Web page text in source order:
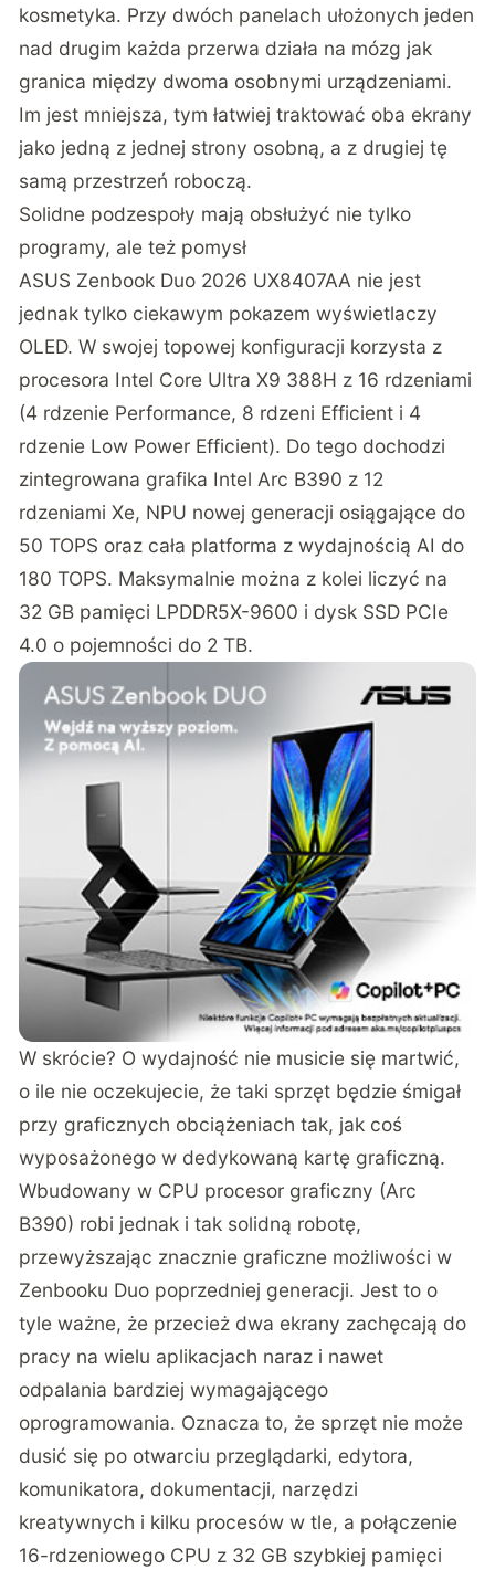
kosmetyka. Przy dwóch panelach ułożonych jeden
nad drugim każda przerwa działa na mózg jak
granica między dwoma osobnymi urządzeniami.
Im jest mniejsza, tym łatwiej traktować oba ekrany
jako jedną z jednej strony osobną, a z drugiej tę
samą przestrzeń roboczą.
Solidne podzespoły mają obsłużyć nie tylko
programy, ale też pomysł
ASUS Zenbook Duo 2026 UX8407AA nie jest
jednak tylko ciekawym pokazem wyświetlaczy
OLED. W swojej topowej konfiguracji korzysta z
procesora Intel Core Ultra X9 388H z 16 rdzeniami
(4 rdzenie Performance, 8 rdzeni Efficient i 4
rdzenie Low Power Efficient). Do tego dochodzi
zintegrowana grafika Intel Arc B390 z 12
rdzeniami Xe, NPU nowej generacji osiągające do
50 TOPS oraz cała platforma z wydajnością AI do
180 TOPS. Maksymalnie można z kolei liczyć na
32 GB pamięci LPDDR5X-9600 i dysk SSD PCIe
4.0 o pojemności do 2 TB.
W skrócie? O wydajność nie musicie się martwić,
o ile nie oczekujecie, że taki sprzęt będzie śmigał
przy graficznych obciążeniach tak, jak coś
wyposażonego w dedykowaną kartę graficzną.
Wbudowany w CPU procesor graficzny (Arc
B390) robi jednak i tak solidną robotę,
przewyższając znacznie graficzne możliwości w
Zenbooku Duo poprzedniej generacji. Jest to o
tyle ważne, że przecież dwa ekrany zachęcają do
pracy na wielu aplikacjach naraz i nawet
odpalania bardziej wymagającego
oprogramowania. Oznacza to, że sprzęt nie może
dusić się po otwarciu przeglądarki, edytora,
komunikatora, dokumentacji, narzędzi
kreatywnych i kilku procesów w tle, a połączenie
16-rdzeniowego CPU z 32 GB szybkiej pamięci